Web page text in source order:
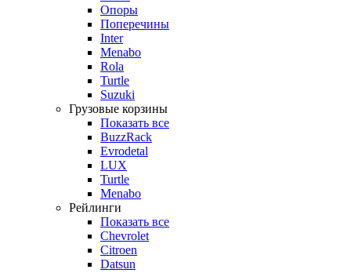
Опоры
Поперечины
Inter
Menabo
Rola
Turtle
Suzuki
Грузовые корзины
Показать все
BuzzRack
Evrodetal
LUX
Turtle
Menabo
Рейлинги
Показать все
Chevrolet
Citroen
Datsun